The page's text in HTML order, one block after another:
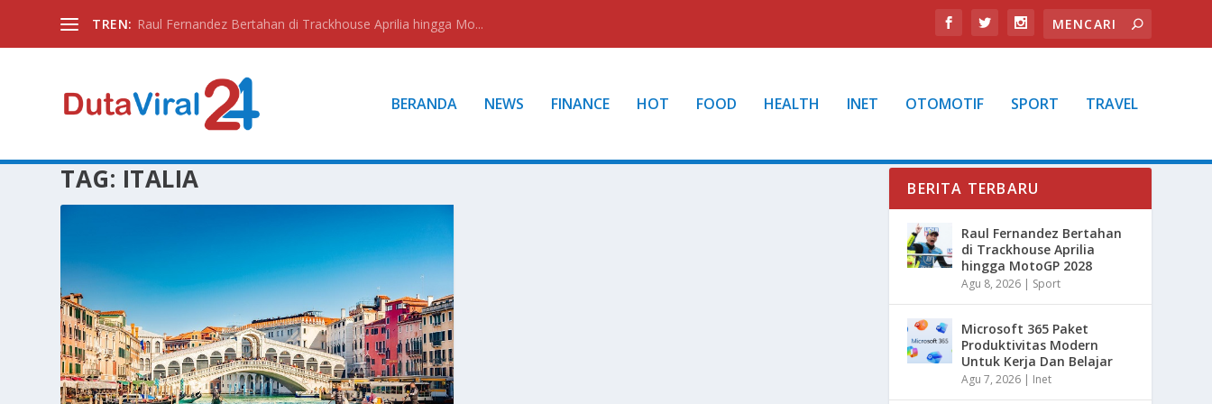
TREN: Raul Fernandez Bertahan di Trackhouse Aprilia hingga Mo...
BERANDA NEWS FINANCE HOT FOOD HEALTH INET OTOMOTIF SPORT TRAVEL
TAG: ITALIA BERITA TERBARU
Raul Fernandez Bertahan
di Trackhouse Aprilia
hingga MotoGP 2028
Agu 8, 2026 | Sport
Microsoft 365 Paket
Produktivitas Modern
Untuk Kerja Dan Belajar
Agu 7, 2026 | Inet